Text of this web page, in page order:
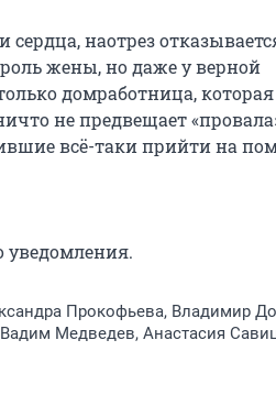
наотрез
жены, но даже у верной
домработница,
не предвещает
всё-таки прийти на
уведомления.
Прокофьева, Владимир
Медведев, Анастасия